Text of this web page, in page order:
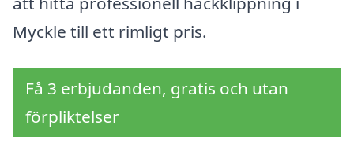
Myckle till ett rimligt pris.
Få 3 erbjudanden, gratis och utan
förpliktelser